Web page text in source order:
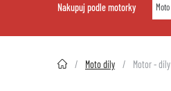
Nakupuj podle motorky
2HMOTO.cz Moto díly Motor - díly